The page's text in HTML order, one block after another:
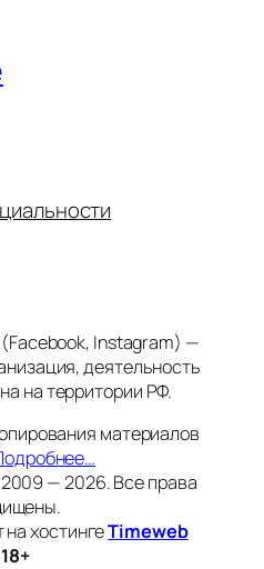
Instagram) —
деятельность
на территории РФ.
материалов
— 2026. Все права
на хостингеTimeweb
18+